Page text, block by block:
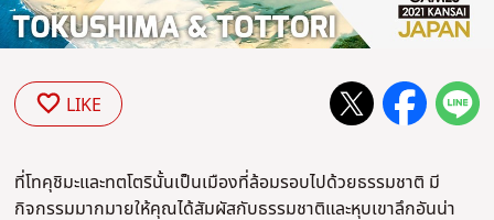
LIKE
ที่โทคุชิมะและทตโตรินั้นเป็นเมืองที่ล้อมรอบไปด้วยธรรมชาติ มี
กิจกรรมมากมายให้คุณได้สัมผัสกับธรรมชาติและหุบเขาลึกอันน่า